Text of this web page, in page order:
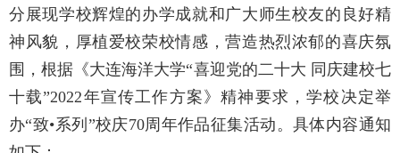
分展现学校辉煌的办学成就和广大师生校友的良好精
神风貌，厚植爱校荣校情感，营造热烈浓郁的喜庆氛
围，根据《大连海洋大学“喜迎党的二十大 同庆建校七
十载”2022年宣传工作方案》精神要求，学校决定举
办“致•系列”校庆70周年作品征集活动。具体内容通知